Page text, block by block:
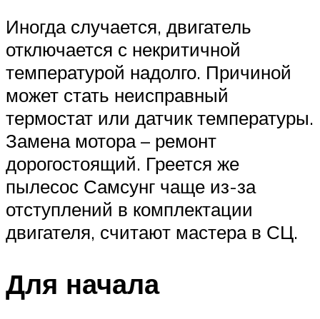
Иногда случается, двигатель
отключается с некритичной
температурой надолго. Причиной
может стать неисправный
термостат или датчик температуры.
Замена мотора – ремонт
дорогостоящий. Греется же
пылесос Самсунг чаще из-за
отступлений в комплектации
двигателя, считают мастера в СЦ.
Для начала